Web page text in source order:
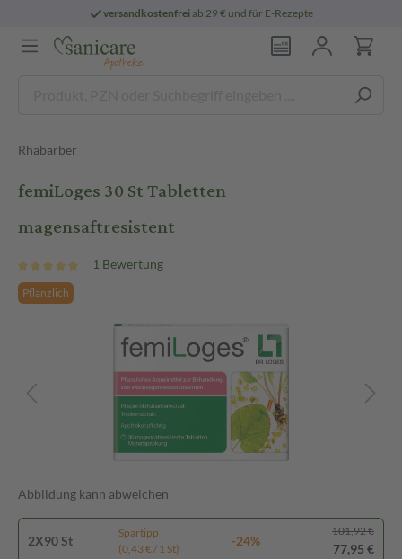
versandkostenfreiab 29 € und für E-Rezepte
Rhabarber
femiLoges 30 St Tabletten
magensaftresistent
1 Bewertung
Pflanzlich
Abbildung kann abweichen
2X90 St
Spartipp
(0,43 € / 1 St)
-24%
101,92 €
77,95 €